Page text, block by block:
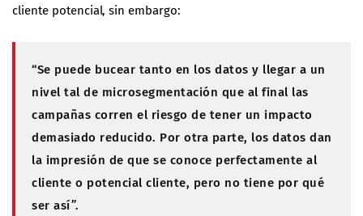
cliente potencial, sin embargo:
“Se puede bucear tanto en los datos y llegar a un
nivel tal de microsegmentación que al final las
campañas corren el riesgo de tener un impacto
demasiado reducido. Por otra parte, los datos dan
la impresión de que se conoce perfectamente al
cliente o potencial cliente, pero no tiene por qué
ser así”.